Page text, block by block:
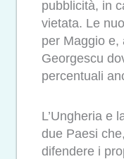
pubblicità, in
vietata. Le
per Maggio e,
Georgescu
percentuali
L’Ungheria e
due Paesi
difendere i